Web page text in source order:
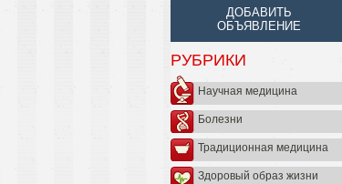
ДОБАВИТЬ
ОБЪЯВЛЕНИЕ
РУБРИКИ
Научная медицина
Болезни
Традиционная медицина
Здоровый образ жизни